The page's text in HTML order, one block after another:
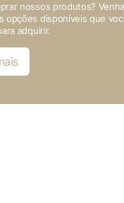
nossos produtos? Venha
opções disponíveis que
adquirir.